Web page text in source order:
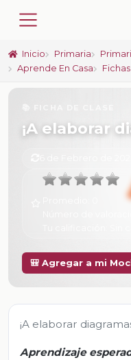
Inicio Primaria
Aprende En Casa
¡A elaborar
6 de Febrero de 2025
🎒 Agregar a mi
¡A elaborar
Aprendizaje